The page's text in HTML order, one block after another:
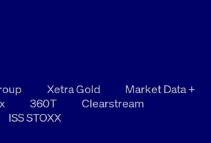
Xetra Gold
Market Data +
360T
Clearstream
ISS STOXX